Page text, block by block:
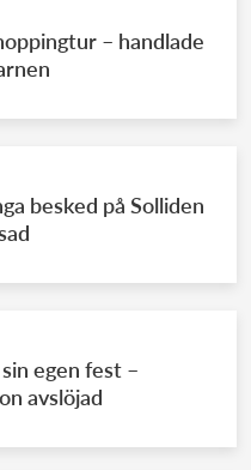
– handlade
besked på Solliden
egen fest –
avslöjad